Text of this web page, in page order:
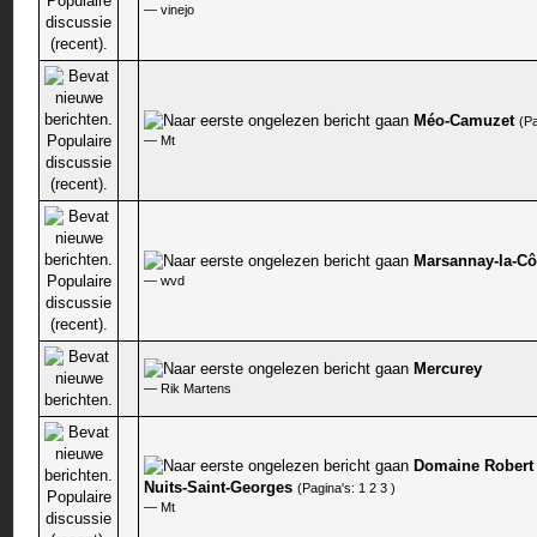
—vinejo
Méo-Camuzet
— Mt
0 stem - 0 van 5 gemiddeld
Marsannay-la-
—wvd
1 stem - 5 van 5 gemiddeld
Mercurey
— Rik Martens
0 stem - 0 van 5 gemiddeld
Domaine
Nuits-Saint-Georges (Pagina's: 1 2 3 )
— Mt
0 stem - 0 van 5 gemiddeld